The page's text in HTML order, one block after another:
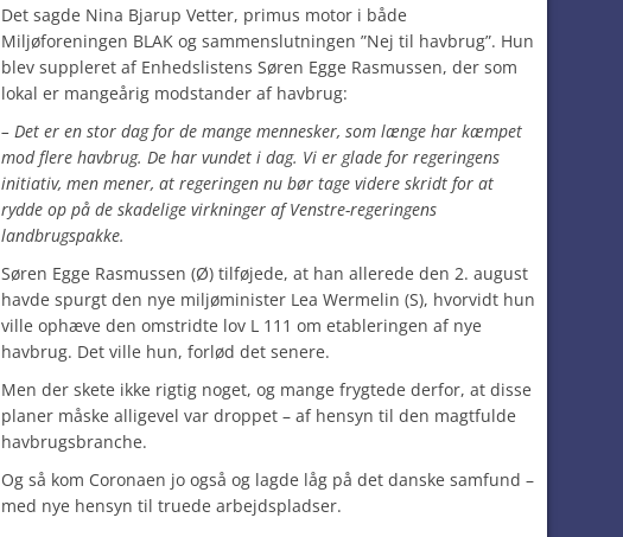
Det sagde Nina Bjarup Vetter, primus motor i både
Miljøforeningen BLAK og sammenslutningen ”Nej til havbrug”. Hun
blev suppleret af Enhedslistens Søren Egge Rasmussen, der som
lokal er mangeårig modstander af havbrug:
– Det er en stor dag for de mange mennesker, som længe har kæmpet
mod flere havbrug. De har vundet i dag. Vi er glade for regeringens
initiativ, men mener, at regeringen nu bør tage videre skridt for at
rydde op på de skadelige virkninger af Venstre-regeringens
landbrugspakke.
Søren Egge Rasmussen (Ø) tilføjede, at han allerede den 2. august
havde spurgt den nye miljøminister Lea Wermelin (S), hvorvidt hun
ville ophæve den omstridte lov L 111 om etableringen af nye
havbrug. Det ville hun, forlød det senere.
Men der skete ikke rigtig noget, og mange frygtede derfor, at disse
planer måske alligevel var droppet – af hensyn til den magtfulde
havbrugsbranche.
Og så kom Coronaen jo også og lagde låg på det danske samfund –
med nye hensyn til truede arbejdspladser.